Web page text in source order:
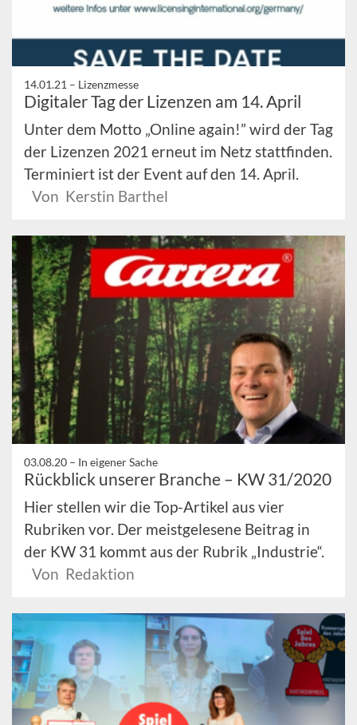
14.01.21 – Lizenzmesse
Digitaler Tag der Lizenzen am 14. April
Unter dem Motto „Online again!” wird der Tag
der Lizenzen 2021 erneut im Netz stattfinden.
Terminiert ist der Event auf den 14. April.
Von Kerstin Barthel
03.08.20 – In eigener Sache
Rückblick unserer Branche – KW 31/2020
Hier stellen wir die Top-Artikel aus vier
Rubriken vor. Der meistgelesene Beitrag in
der KW 31 kommt aus der Rubrik „Industrie“.
Von Redaktion